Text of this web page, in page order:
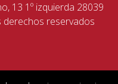
13 1º izquierda 28039
derechos reservados